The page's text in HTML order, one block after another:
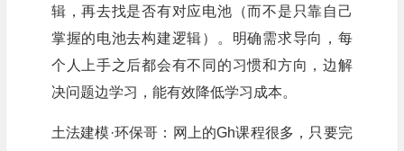
辑，再去找是否有对应电池（而不是只靠自己
掌握的电池去构建逻辑）。明确需求导向，每
个人上手之后都会有不同的习惯和方向，边解
决问题边学习，能有效降低学习成本。
土法建模·环保哥：网上的Gh课程很多，只要完